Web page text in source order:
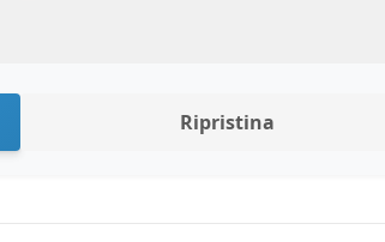
Ripristina